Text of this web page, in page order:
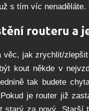
s tím víc
routeru a
věc, jak zrychlit/
kout někde v
tak budete
je router již